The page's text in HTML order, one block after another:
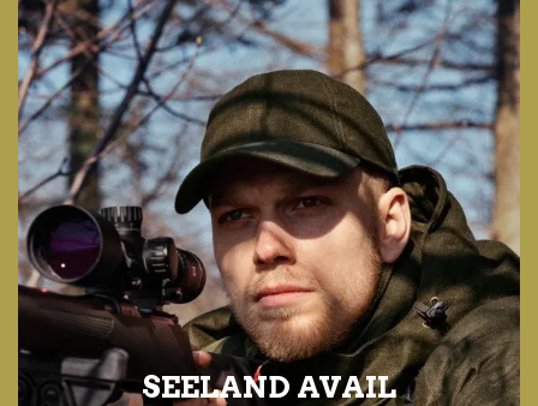
SEELAND AVAIL